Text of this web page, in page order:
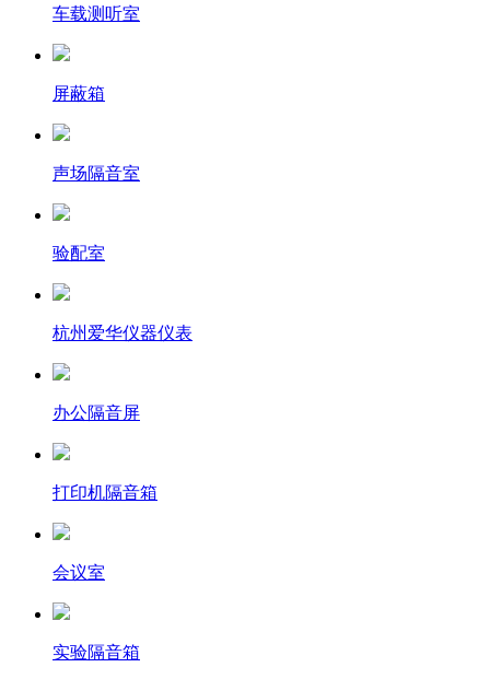
车载测听室
屏蔽箱
声场隔音室
验配室
杭州爱华仪器仪表
办公隔音屏
打印机隔音箱
会议室
实验隔音箱